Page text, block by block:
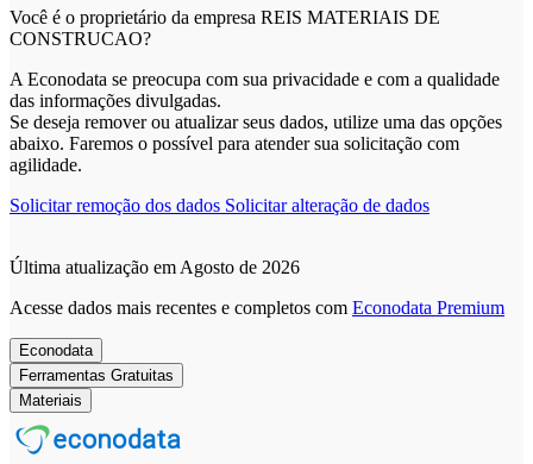
Você é o proprietário da empresa REIS MATERIAIS DE
CONSTRUCAO?
A Econodata se preocupa com sua privacidade e com a qualidade
das informações divulgadas.
Se deseja remover ou atualizar seus dados, utilize uma das opções
abaixo. Faremos o possível para atender sua solicitação com
agilidade.
Solicitar remoção dos dados Solicitar alteração de dados
Última atualização em Agosto de 2026
Acesse dados mais recentes e completos com Econodata Premium
Econodata
Ferramentas Gratuitas
Materiais